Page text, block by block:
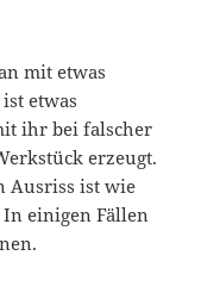
mit etwas
etwas
ihr bei falscher
erzeugt.
Ausriss ist wie
einigen Fällen